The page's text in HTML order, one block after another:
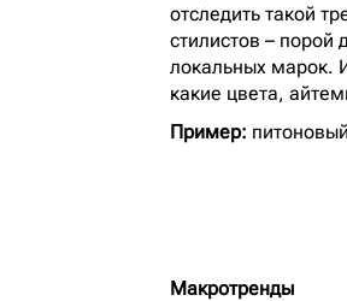
отследить такой
стилистов – порой
локальных марок.
какие цвета,
Пример:
Макротренды